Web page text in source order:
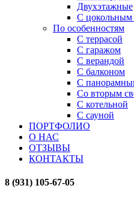
Двухэтажные
С цокольным
По особенностям
С террасой
С гаражом
С верандой
С балконом
С
Со вторым
С котельной
С сауной
ПОРТФОЛИО
О НАС
ОТЗЫВЫ
КОНТАКТЫ
8 (931) 105-67-05